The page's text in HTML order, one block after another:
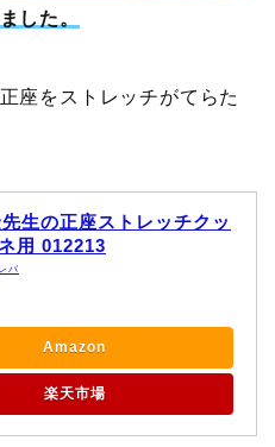
した。
座をストレッチがてらた
生の正座ストレッチクッ
用 012213
バ
Amazon
楽天市場